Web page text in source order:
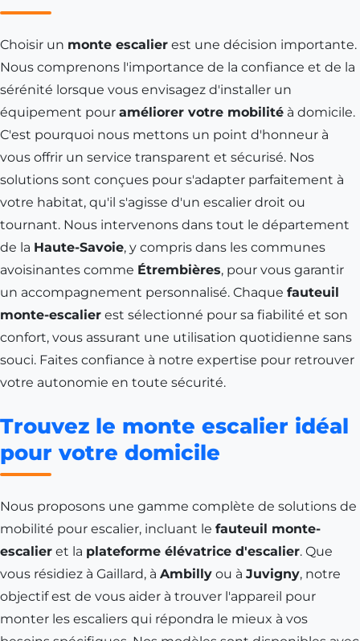
Choisir un monte escalier est une décision importante.
Nous comprenons l'importance de la confiance et de la
sérénité lorsque vous envisagez d'installer un
équipement pour améliorer votre mobilité à domicile.
C'est pourquoi nous mettons un point d'honneur à
vous offrir un service transparent et sécurisé. Nos
solutions sont conçues pour s'adapter parfaitement à
votre habitat, qu'il s'agisse d'un escalier droit ou
tournant. Nous intervenons dans tout le département
de la Haute-Savoie, y compris dans les communes
avoisinantes comme Étrembières, pour vous garantir
un accompagnement personnalisé. Chaque fauteuil
monte-escalier est sélectionné pour sa fiabilité et son
confort, vous assurant une utilisation quotidienne sans
souci. Faites confiance à notre expertise pour retrouver
votre autonomie en toute sécurité.
Trouvez le monte escalier idéal
pour votre domicile
Nous proposons une gamme complète de solutions de
mobilité pour escalier, incluant le fauteuil monte-
escalier et la plateforme élévatrice d'escalier. Que
vous résidiez à Gaillard, à Ambilly ou à Juvigny, notre
objectif est de vous aider à trouver l'appareil pour
monter les escaliers qui répondra le mieux à vos